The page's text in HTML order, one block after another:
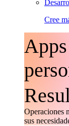
Cree
Apps
Operaciones
sus